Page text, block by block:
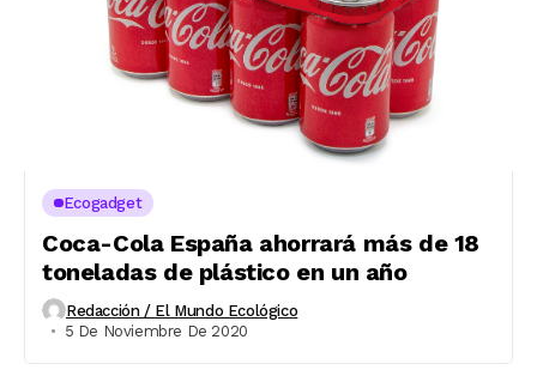
Ecogadget
Coca-Cola España ahorrará más de 18
toneladas de plástico en un año
Redacción / El Mundo Ecológico
5 De Noviembre De 2020